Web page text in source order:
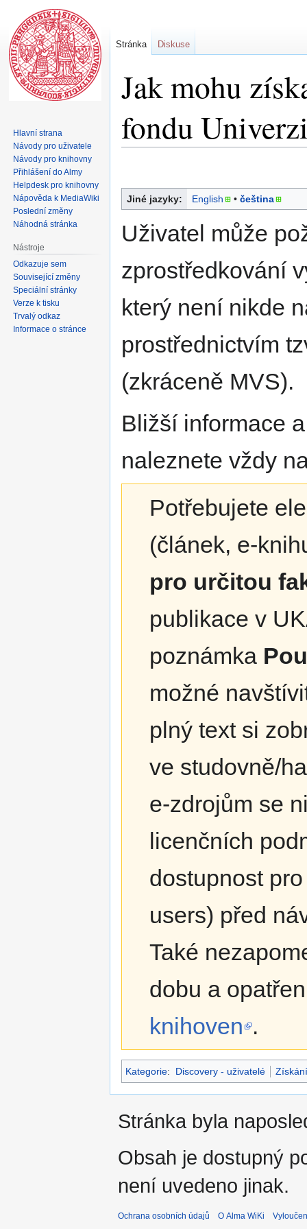
Jak mohu
fondu
navigaci
vyhledávání
Jiné jazyky: English • ‎ čeština
Uživatel může
zprostředkování
který není nikde
prostřednictvím
(zkráceně MVS).
Bližší informace
naleznete vždy
Potřebujete
(článek, e-
pro určitou
publikace v
poznámka
možné
plný text si
ve studovně/
e-zdrojům se
licenčních
dostupnost
users) před
Také
dobu a
knihoven .
Kategorie: Discovery - uživatelé
Stránka Diskuse
Hlavní strana
Návody pro uživatele
Návody pro knihovny
Přihlášení do Almy
Helpdesk pro knihovny
Nápověda k MediaWiki
Poslední změny
Náhodná stránka
Nástroje
Odkazuje sem
Související změny
Speciální stránky
Verze k tisku
Trvalý odkaz
Informace o stránce
Stránka byla
Obsah je dostupný
není uvedeno jinak.
Ochrana osobních údajů O Alma WiKi